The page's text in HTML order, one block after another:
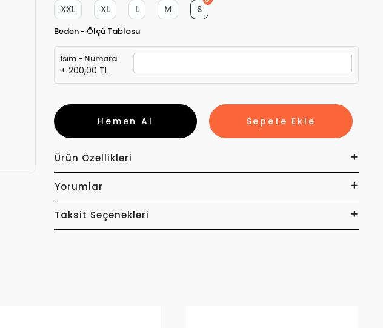
S
M
L
XL
XXL
Beden - Ölçü Tablosu
İsim - Numara
+ 200,00 TL
Sepete Ekle
Hemen Al
Ürün Özellikleri
Yorumlar
Taksit Seçenekleri